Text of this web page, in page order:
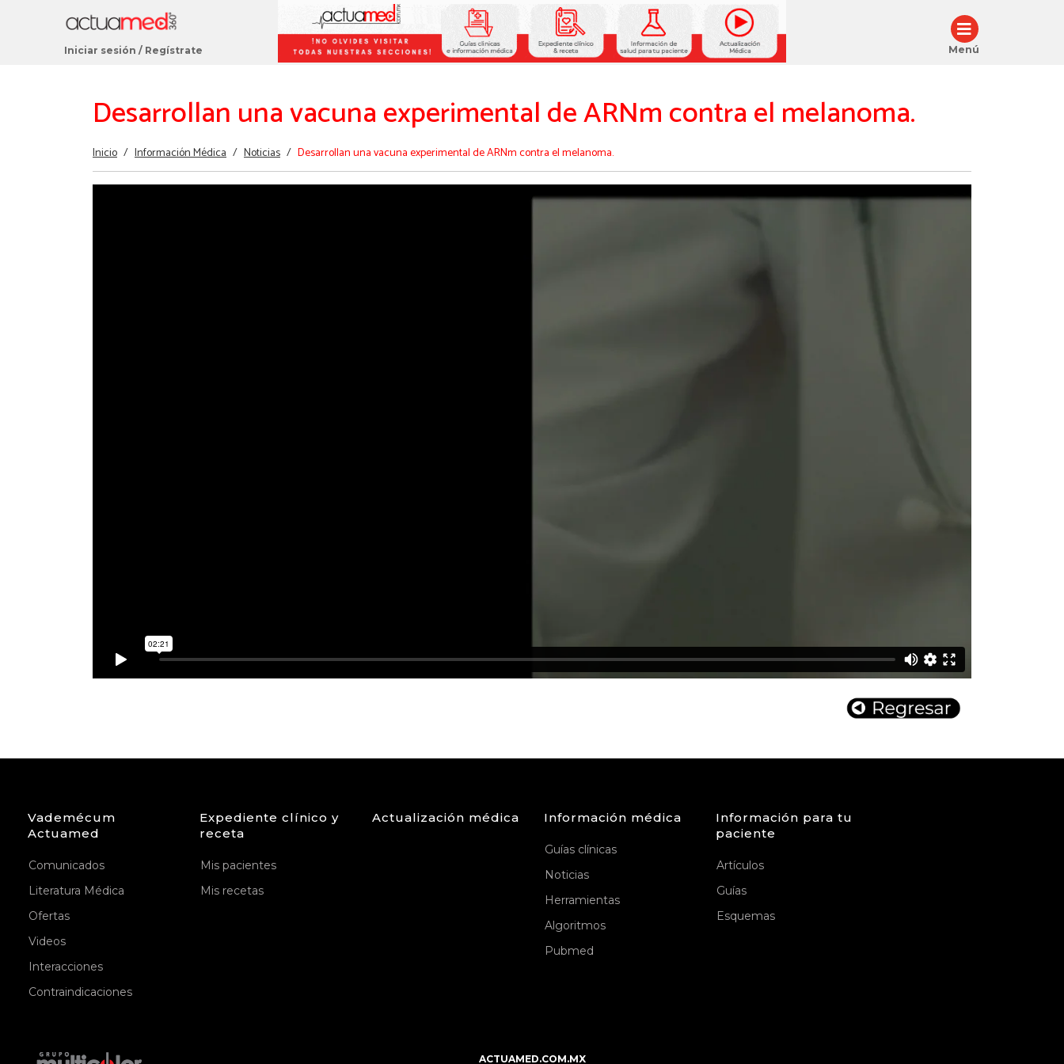
Iniciar sesión / Regístrate Menú
Desarrollan una vacuna experimental de ARNm contra el melanoma.
Estás
aquí
Inicio / Información Médica / Noticias / Desarrollan una vacuna experimental de ARNm contra el melanoma.
Vademécum
Actuamed
Comunicados
Literatura Médica
Ofertas
Videos
Interacciones
Contraindicaciones
Expediente clínico y
receta
Mis pacientes
Mis recetas
Actualización médica Información médica
Guías clínicas
Noticias
Herramientas
Algoritmos
Pubmed
Información para tu
paciente
Artículos
Guías
Esquemas
ACTUAMED.COM.MX